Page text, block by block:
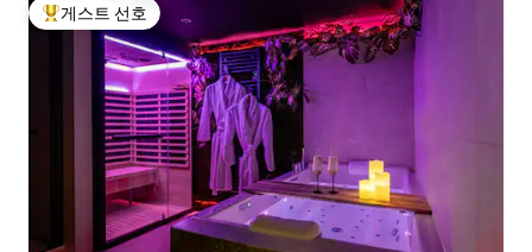
상위 게스트 선호
게스트 선호